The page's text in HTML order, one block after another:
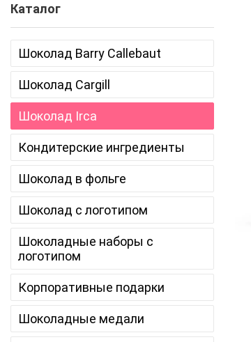
Каталог
Шоколад Barry Callebaut
Шоколад Cargill
Шоколад Irca
Кондитерские ингредиенты
Шоколад в фольге
Шоколад с логотипом
Шоколадные наборы с
логотипом
Корпоративные подарки
Шоколадные медали